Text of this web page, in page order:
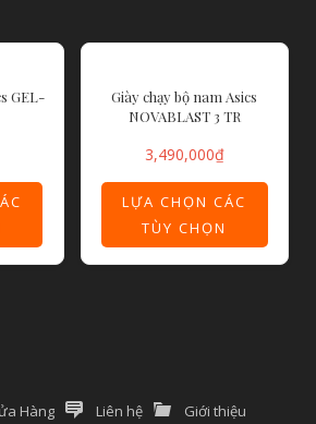
Mỗi sự đổi mới, sáng tạo, ý tưởng
tiêu của chúng tôi là trở thành
cho những người đam mê thể
chúng tôi cam kết tiếp tục tạo ra
phấn đấu xây dựng dựa trên
của mình và vượt qua giới hạn về
cầu của họ trong thể thao. Chúng